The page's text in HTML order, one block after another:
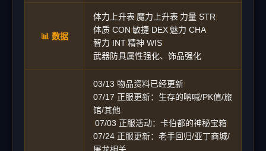
📊 数据
体力上升表|魔力上升表|力量 STR|
体质 CON|敏捷 DEX|魅力 CHA|
智力 INT|精神 WIS|
武器防具属性强化、饰品强化
03/13 物品资料已经更新|
07/17 正服更新：生存的呐喊/PK值/旅
馆/其他
|07/03 正服活动：卡伯都的神秘宝箱|
07/24 正服更新：老手回归/亚丁商城/